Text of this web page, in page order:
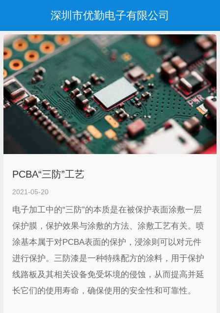
深圳市优勤电子有限公司
PCBA“三防”工艺
2021-05-20
电子加工中的“三防”的本质是在被保护表面涂敷一层
保护膜，保护效果与涂敷的方法、涂敷工艺有关。喷
涂基本属于对PCBA表面的保护，浸涂则可以对元件
进行保护。三防漆是一种特殊配方的涂料，用于保护
线路板及其相关设备免受坏境的侵蚀，从而提高并延
长它们的使用寿命，确保使用的安全性和可靠性。